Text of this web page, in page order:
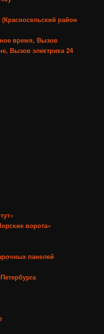
район
время, Вызов
Вызов электрика 24
ворота»
панелей